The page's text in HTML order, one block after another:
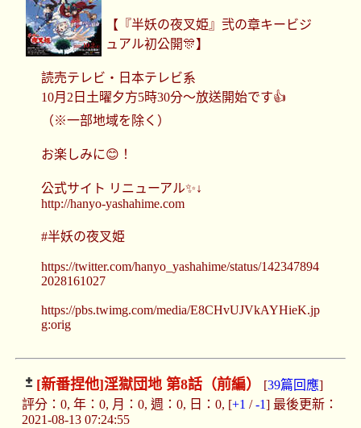
【『半妖の夜叉姫』弐の章キービジ
ュアル初公開🎊】
読売テレビ・日本テレビ系
10月2日土曜夕方5時30分～放送開始です👍
（※一部地域を除く）
お楽しみに😊！
公式サイト リニューアル✨↓
http://hanyo-yashahime.com
#半妖の夜叉姫
https://twitter.com/hanyo_yashahime/status/142347894
2028161027
https://pbs.twimg.com/media/E8CHvUJVkAYHieK.jp
g:orig
[新番捏他]淫獄団地 第8話（前編） [39篇回應]
評分：0, 年：0, 月：0, 週：0, 日：0, [+1 /-1] 最後更新：
2021-08-13 07:24:55